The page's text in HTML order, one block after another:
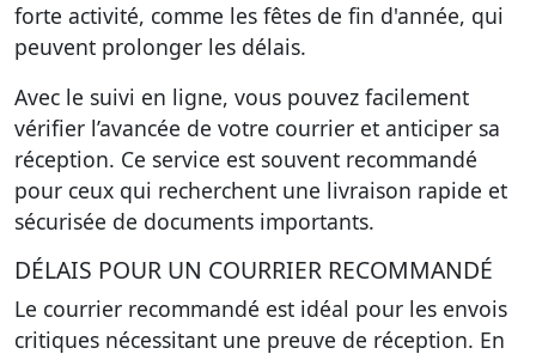
forte activité, comme les fêtes de fin d'année, qui
peuvent prolonger les délais.
Avec le suivi en ligne, vous pouvez facilement
vérifier l’avancée de votre courrier et anticiper sa
réception. Ce service est souvent recommandé
pour ceux qui recherchent une livraison rapide et
sécurisée de documents importants.
DÉLAIS POUR UN COURRIER RECOMMANDÉ
Le courrier recommandé est idéal pour les envois
critiques nécessitant une preuve de réception. En